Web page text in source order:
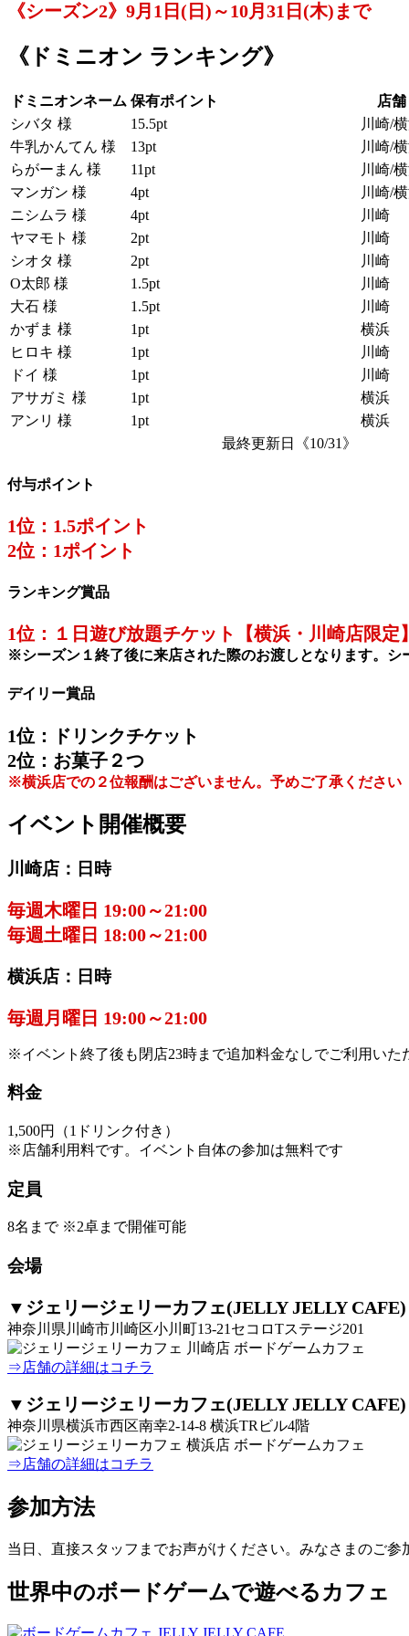
《シーズン2》9月1日(日)～10月31日(木)まで
《ドミニオン ランキング》
ドミニオンネーム 保有ポイント
店舗
シバタ 様
15.5pt
川崎/
牛乳かんてん 様
13pt
川崎/
らがーまん 様
11pt
川崎/
マンガン 様
4pt
川崎/
ニシムラ 様
4pt
川崎
ヤマモト 様
2pt
川崎
シオタ 様
2pt
川崎
O太郎 様
1.5pt
川崎
大石 様
1.5pt
川崎
かずま 様
1pt
横浜
ヒロキ 様
1pt
川崎
ドイ 様
1pt
川崎
アサガミ 様
1pt
横浜
アンリ 様
1pt
横浜
最終更新日《10/31》
付与ポイント
1位：1.5ポイント
2位：1ポイント
ランキング賞品
1位：１日遊び放題チケット【横浜・川崎店限定】
※シーズン１終了後に来店された際のお渡しとなります。シ
デイリー賞品
1位：ドリンクチケット
2位：お菓子２つ
※横浜店での２位報酬はございません。予めご了承ください
イベント開催概要
川崎店：日時
毎週木曜日 19:00～21:00
毎週土曜日 18:00～21:00
横浜店：日時
毎週月曜日 19:00～21:00
※イベント終了後も閉店23時まで追加料金なしでご利用いた
料金
1,500円（1ドリンク付き）
※店舗利用料です。イベント自体の参加は無料です
定員
8名まで ※2卓まで開催可能
会場
▼ジェリージェリーカフェ(JELLY JELLY
神奈川県川崎市川崎区小川町13-21セコロTステージ201
⇒店舗の詳細はコチラ
▼ジェリージェリーカフェ(JELLY JELLY
神奈川県横浜市西区南幸2-14-8 横浜TRビル4階
⇒店舗の詳細はコチラ
参加方法
当日、直接スタッフまでお声がけください。みなさまのご参
世界中のボードゲームで遊べるカフェ